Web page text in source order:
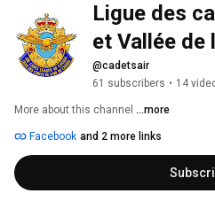
Ligue des
et Vallée de
Cadet
Valley)
@cadetsair
61 subscribers • 14
More about this channel ...more
Facebook and 2 more links